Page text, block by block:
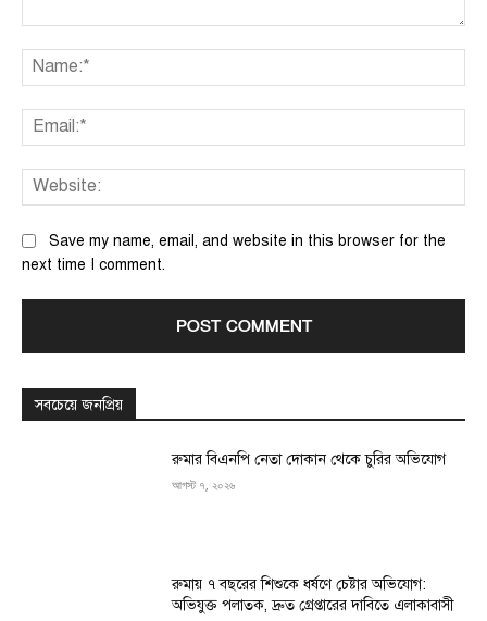
Save my name, email, and website in this browser for the
next time I comment.
সবচেয়ে জনপ্রিয়
রুমার বিএনপি নেতা দোকান থেকে চুরির অভিযোগ
আগস্ট ৭, ২০২৬
রুমায় ৭ বছরের শিশুকে ধর্ষণে চেষ্টার অভিযোগ:
অভিযুক্ত পলাতক, দ্রুত গ্রেপ্তারের দাবিতে এলাকাবাসী